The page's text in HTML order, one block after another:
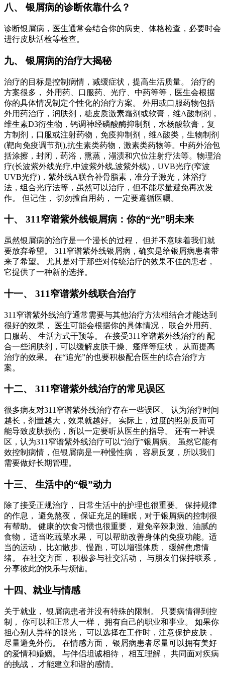
八、 银屑病的诊断依靠什么？
诊断银屑病，医生通常会结合你的病史、体格检查，必要时会
进行皮肤活检等检查。
九、 银屑病的治疗大揭秘
治疗的目标是控制病情，减缓症状，提高生活质量。 治疗的
方案很多， 外用药、口服药、光疗、中药等等，医生会根据
你的具体情况制定个性化的治疗方案。 外用或口服药物包括
外用药治疗，润肤剂，糖皮质激素霜剂或软膏，维A酸制剂，
维生素D3衍生物，钙调神经磷酸酶抑制剂，水杨酸软膏，复
方制剂，口服或注射药物，免疫抑制剂，维A酸类，生物制剂
(靶向免疫调节剂),抗生素类药物，激素类药物等。中药外治包
括涂擦，封闭，药浴，熏蒸，溻渍和穴位注射疗法等。物理治
疗(长波紫外线光疗,中波紫外线,波紫外线)，UVB光疗(窄波
UVB光疗)，紫外线A联合补骨脂素，准分子激光，沐浴疗
法，组合光疗法等，虽然可以治疗，但不能尽量避免再次发
作。 但记住， 切勿擅自用药， 一定要遵循医嘱。
十、 311窄谱紫外线银屑病：你的“光”明未来
虽然银屑病的治疗是一个漫长的过程， 但并不意味着我们就
要放弃希望。 311窄谱紫外线银屑病，确实是给银屑病患者带
来了希望。 尤其是对于那些对传统治疗的效果不佳的患者，
它提供了一种新的选择。
十一、 311窄谱紫外线联合治疗
311窄谱紫外线治疗通常需要与其他治疗方法相结合才能达到
很好的效果， 医生可能会根据你的具体情况， 联合外用药、
口服药、 生活方式干预等。 在接受311窄谱紫外线治疗的 配
合一些润肤剂，可以缓解皮肤干燥、瘙痒等症状， 从而提高
治疗的效果。 在“追光”的也要积极配合医生的综合治疗方
案。
十二、 311窄谱紫外线治疗的常见误区
很多病友对311窄谱紫外线治疗存在一些误区。 认为治疗时间
越长，剂量越大，效果就越好。 实际上，过度的照射反而可
能导致皮肤损伤，所以一定要听从医生的指导。 还有一种误
区，认为311窄谱紫外线治疗可以“治疗”银屑病。 虽然它能有
效控制病情，但银屑病是一种慢性病， 容易反复，所以我们
需要做好长期管理。
十三、 生活中的“银”动力
除了接受正规治疗， 日常生活中的护理也很重要。 保持规律
的作息， 避免熬夜， 保证充足的睡眠，对于银屑病的控制很
有帮助。 健康的饮食习惯也很重要， 避免辛辣刺激、油腻的
食物， 适当吃蔬菜水果， 可以帮助改善身体的免疫功能。适
当的运动， 比如散步、慢跑，可以增强体质， 缓解焦虑情
绪。 在社交方面， 积极参与社交活动， 与朋友们保持联系，
分享彼此的快乐与烦恼。
十四、就业与情感
关于就业， 银屑病患者并没有特殊的限制。 只要病情得到控
制， 你可以和正常人一样， 拥有自己的职业和事业。 如果你
担心别人异样的眼光， 可以选择在工作时，注意保护皮肤，
尽量避免外伤。 在情感方面， 银屑病患者尽量可以拥有美好
的爱情和婚姻。 与伴侣坦诚相待， 相互理解， 共同面对疾病
的挑战， 才能建立和谐的感情。